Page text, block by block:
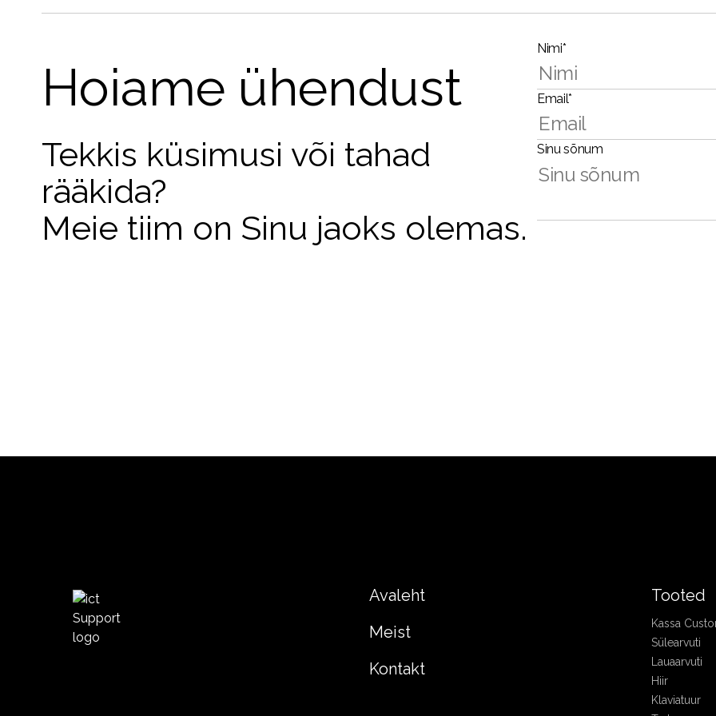
Hoiame ühendust
Tekkis küsimusi või tahad
rääkida?
Meie tiim on Sinu jaoks olemas.
Nimi*
Email*
Sinu sõnum
Avaleht
Meist
Kontakt
Tooted
Kassa
Sülearvuti
Lauaarvuti
Hiir
Klaviatuur